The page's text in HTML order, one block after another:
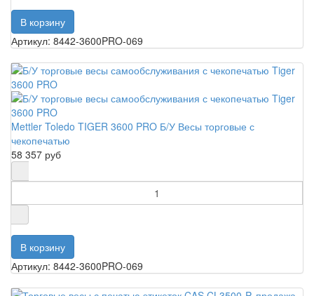
Артикул: 8442-3600PRO-069
Mettler Toledo TIGER 3600 PRO Б/У Весы торговые с
чекопечатью
58 357 руб
Артикул: 8442-3600PRO-069